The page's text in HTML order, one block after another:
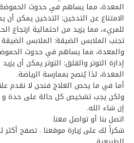
المعدة، مما يساهم في حدوث
الامتناع عن التدخين: التدخين يمكن
للمريء، مما يزيد من احتمالية ارتجاع
تجنب الملابس الضيقة: الملابس
والمعدة، مما يساهم في حدوث
إدارة التوتر والقلق: التوتر يمكن أن
المعدة، لذا يُنصح بممارسة الرياضة.
أما في ما يخص العلاج فنحن لا نقدم
ولكن يجب تشخيص كل حالة على حدة و
إن شاء الله.
اتصل بنا أو تواصل معنا.
شكراً لك على زيارة موقعنا . تصفح أكثر